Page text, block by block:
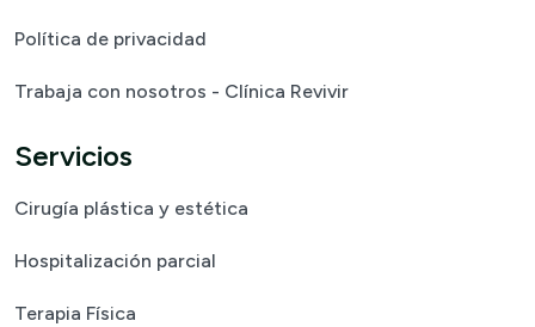
Política de privacidad
Trabaja con nosotros - Clínica Revivir
Servicios
Cirugía plástica y estética
Hospitalización parcial
Terapia Física